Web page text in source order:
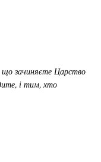
зачиняєте Царство
і тим, хто